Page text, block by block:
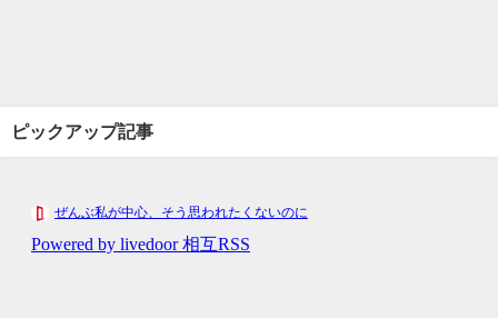
ピックアップ記事